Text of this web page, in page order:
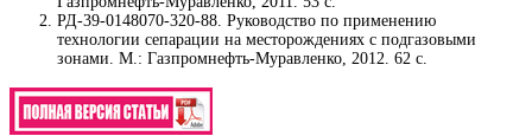
РД-39-0148070-320-88. Руководство по применению
технологии сепарации на месторождениях с подгазовыми
зонами. М.: Газпромнефть-Муравленко, 2012. 62 с.